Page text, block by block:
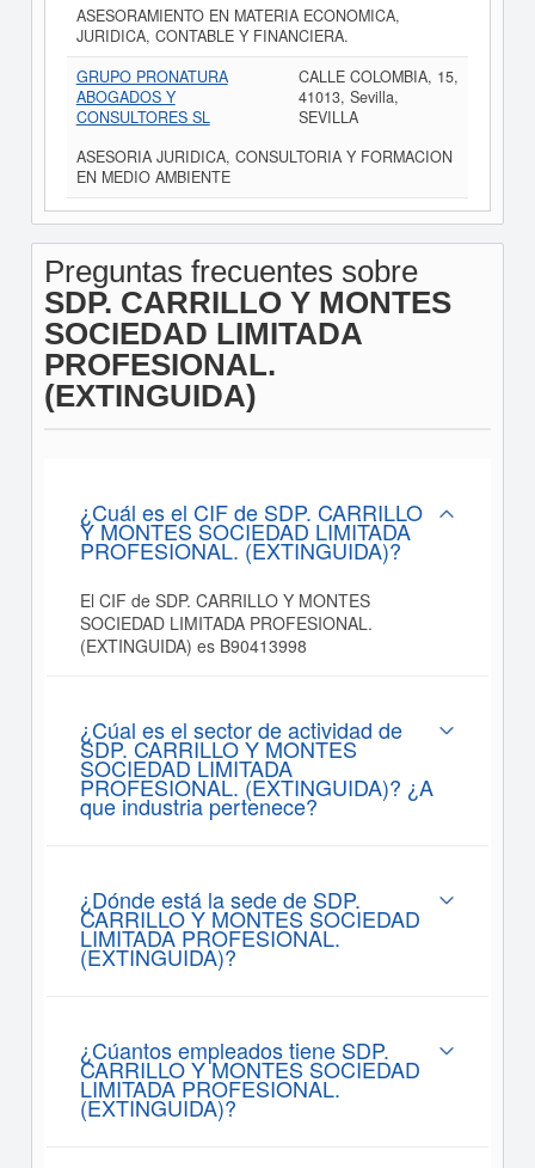
ASESORAMIENTO EN MATERIA ECONOMICA,
JURIDICA, CONTABLE Y FINANCIERA.
GRUPO PRONATURA
ABOGADOS Y
CONSULTORES SL
CALLE COLOMBIA, 15,
41013, Sevilla,
SEVILLA
ASESORIA JURIDICA, CONSULTORIA Y FORMACION
EN MEDIO AMBIENTE
Preguntas frecuentes sobre
SDP. CARRILLO Y MONTES
SOCIEDAD LIMITADA
PROFESIONAL.
(EXTINGUIDA)
¿Cuál es el CIF de SDP. CARRILLO
Y MONTES SOCIEDAD LIMITADA
PROFESIONAL. (EXTINGUIDA)?
El CIF de SDP. CARRILLO Y MONTES
SOCIEDAD LIMITADA PROFESIONAL.
(EXTINGUIDA) es B90413998
¿Cúal es el sector de actividad de
SDP. CARRILLO Y MONTES
SOCIEDAD LIMITADA
PROFESIONAL. (EXTINGUIDA)? ¿A
que industria pertenece?
¿Dónde está la sede de SDP.
CARRILLO Y MONTES SOCIEDAD
LIMITADA PROFESIONAL.
(EXTINGUIDA)?
¿Cúantos empleados tiene SDP.
CARRILLO Y MONTES SOCIEDAD
LIMITADA PROFESIONAL.
(EXTINGUIDA)?